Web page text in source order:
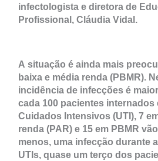
infectologista e diretora de
Profissional, Cláudia Vidal.
A situação é ainda mais
baixa e média renda (PBMR).
incidência de infecções é
cada 100 pacientes internados
Cuidados Intensivos (UTI), 7
renda (PAR) e 15 em PBMR
menos, uma infecção durante
UTIs, quase um terço dos